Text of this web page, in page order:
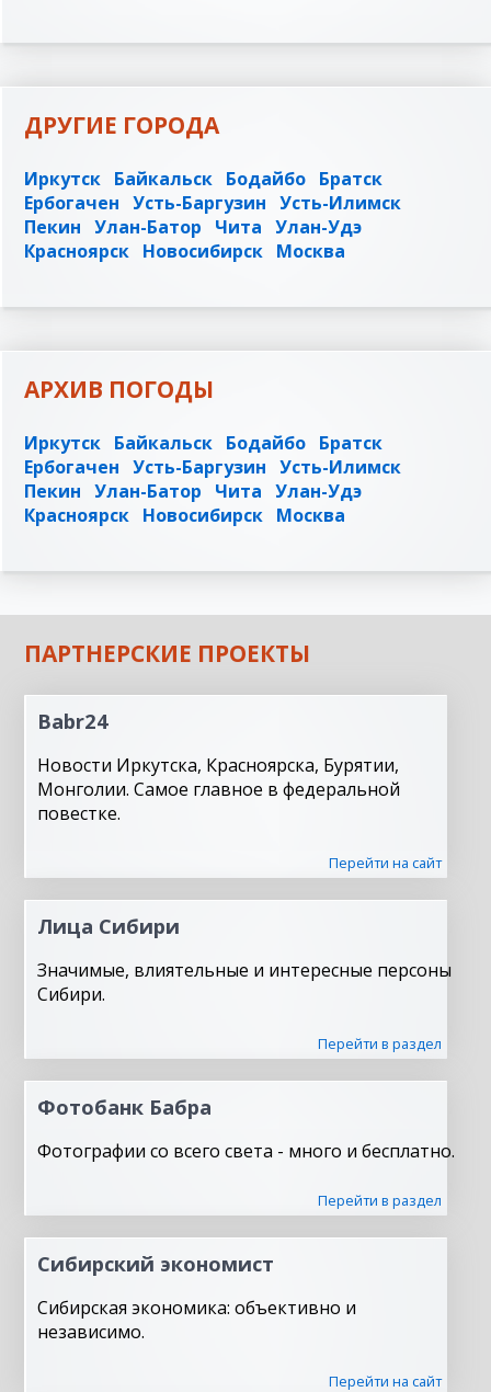
ДРУГИЕ ГОРОДА
Иркутск Байкальск Бодайбо Братск
Ербогачен Усть-Баргузин Усть-Илимск
Пекин Улан-Батор Чита Улан-Удэ
Красноярск Новосибирск Москва
АРХИВ ПОГОДЫ
Иркутск Байкальск Бодайбо Братск
Ербогачен Усть-Баргузин Усть-Илимск
Пекин Улан-Батор Чита Улан-Удэ
Красноярск Новосибирск Москва
ПАРТНЕРСКИЕ ПРОЕКТЫ
Babr24
Новости Иркутска, Красноярска, Бурятии,
Монголии. Самое главное в федеральной
повестке.
Перейти на сайт
Лица Сибири
Значимые, влиятельные и интересные персоны
Сибири.
Перейти в раздел
Фотобанк Бабра
Фотографии со всего света - много и бесплатно.
Перейти в раздел
Сибирский экономист
Сибирская экономика: объективно и
независимо.
Перейти на сайт